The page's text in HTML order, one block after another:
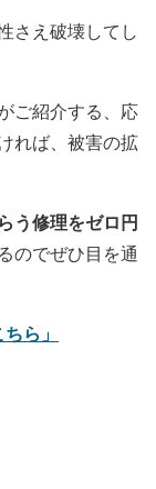
さえ破壊してし
ご紹介する、応
れば、被害の拡
う修理をゼロ円
のでぜひ目を通
ら」